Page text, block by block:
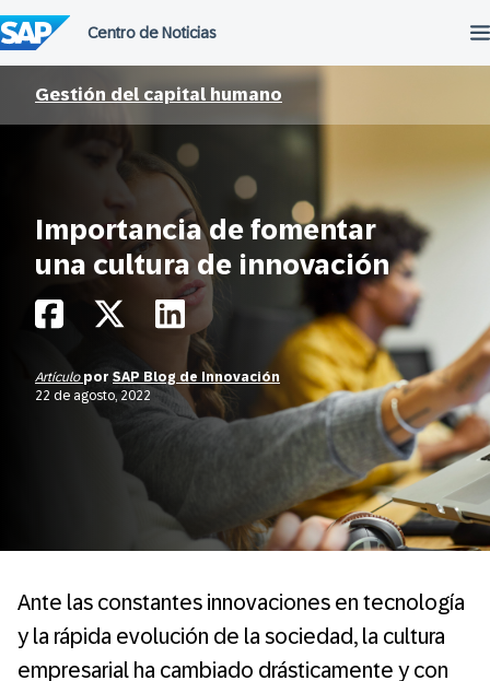
al
contenido
Gestión del capital humano
Importancia de fomentar
una cultura de innovación
Artículo por SAP Blog de Innovación
22 de agosto, 2022
Ante las constantes innovaciones en tecnología
y la rápida evolución de la sociedad, la cultura
empresarial ha cambiado drásticamente y con